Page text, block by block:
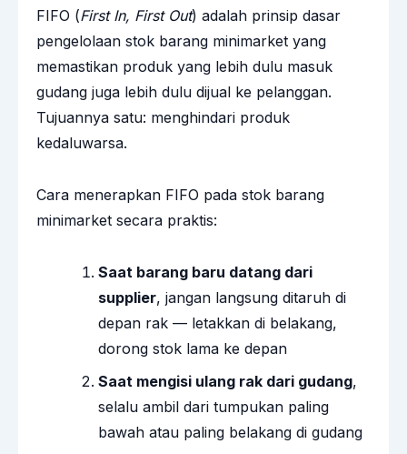
FIFO (First In, First Out) adalah prinsip dasar
pengelolaan stok barang minimarket yang
memastikan produk yang lebih dulu masuk
gudang juga lebih dulu dijual ke pelanggan.
Tujuannya satu: menghindari produk
kedaluwarsa.
Cara menerapkan FIFO pada stok barang
minimarket secara praktis:
Saat barang baru datang dari
supplier, jangan langsung ditaruh di
depan rak — letakkan di belakang,
dorong stok lama ke depan
Saat mengisi ulang rak dari gudang,
selalu ambil dari tumpukan paling
bawah atau paling belakang di gudang